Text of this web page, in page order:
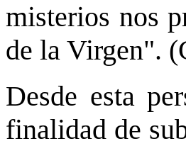
misterios nos
de la Virgen".
Desde esta
finalidad de